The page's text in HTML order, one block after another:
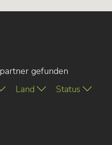
gefunden
Land Status